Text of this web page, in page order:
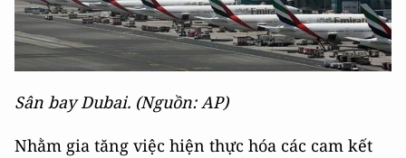
Sân bay Dubai. (Nguồn: AP)
Nhằm gia tăng việc hiện thực hóa các cam kết